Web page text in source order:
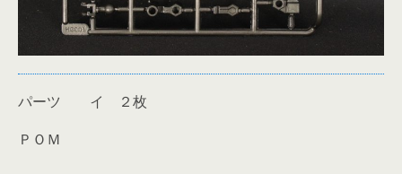
パーツ イ ２枚
ＰＯＭ